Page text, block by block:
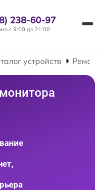
238-60-97
с 9:00 до 21:00
устройств